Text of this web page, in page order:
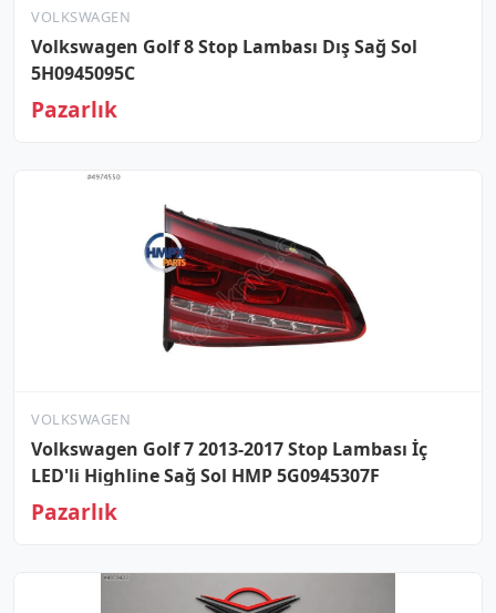
VOLKSWAGEN
Volkswagen Golf 8 Stop Lambası Dış Sağ Sol
5H0945095C
Pazarlık
VOLKSWAGEN
Volkswagen Golf 7 2013-2017 Stop Lambası İç
LED'li Highline Sağ Sol HMP 5G0945307F
Pazarlık